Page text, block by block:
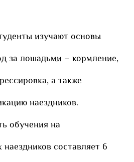
изучают основы
за лошадьми – кормление,
а также
наездников.
обучения на
составляет 6